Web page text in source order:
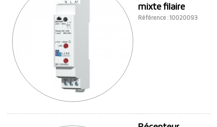
mixte filaire
Référence : 10020093